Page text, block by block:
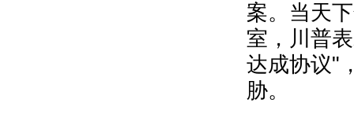
案。当天
室，川普
达成协议"
胁。